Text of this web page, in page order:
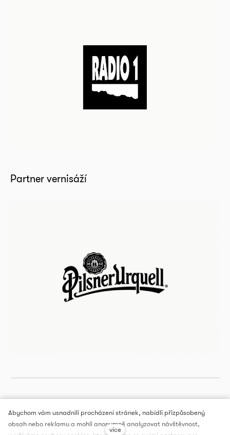
Partner vernisáží
DOX PRAGUE, a.s.
Abychom vám usnadnili procházení stránek, nabídli přizpůsobený
obsah nebo reklamu a mohli anonymně analyzovat návštěvnost,
více